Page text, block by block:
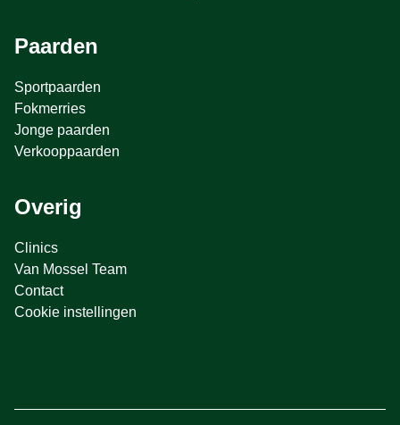
Paarden
Sportpaarden
Fokmerries
Jonge paarden
Verkooppaarden
Overig
Clinics
Van Mossel Team
Contact
Cookie instellingen